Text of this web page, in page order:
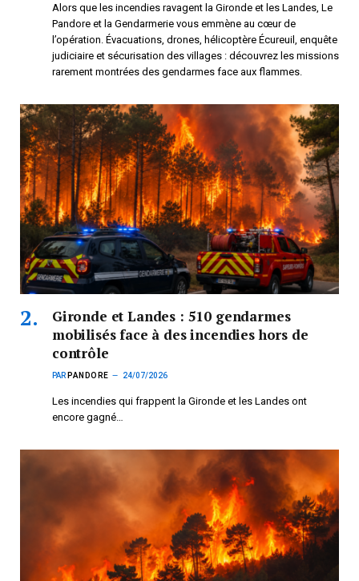
Alors que les incendies ravagent la Gironde et les Landes, Le
Pandore et la Gendarmerie vous emmène au cœur de
l’opération. Évacuations, drones, hélicoptère Écureuil, enquête
judiciaire et sécurisation des villages : découvrez les missions
rarement montrées des gendarmes face aux flammes.
Gironde et Landes : 510 gendarmes
mobilisés face à des incendies hors de
contrôle
PAR PANDORE 24/07/2026
Les incendies qui frappent la Gironde et les Landes ont
encore gagné…